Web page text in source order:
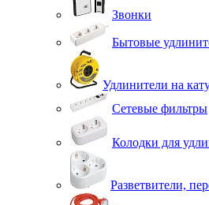
Звонки
Бытовые
Удлинители на
Сетевые фильтры
Колодки для
Разветвители,